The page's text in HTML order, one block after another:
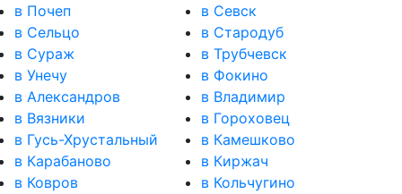
в Почеп
в Севск
в Сельцо
в Стародуб
в Сураж
в Трубчевск
в Унечу
в Фокино
в Александров
в Владимир
в Вязники
в Гороховец
в Гусь-Хрустальный
в Камешково
в Карабаново
в Киржач
в Ковров
в Кольчугино